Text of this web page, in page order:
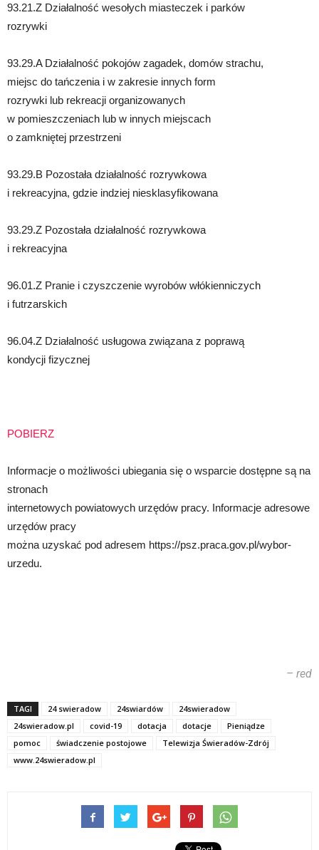
93.21.Z Działalność wesołych miasteczek i parków
rozrywki
93.29.A Działalność pokojów zagadek, domów strachu,
miejsc do tańczenia i w zakresie innych form
rozrywki lub rekreacji organizowanych
w pomieszczeniach lub w innych miejscach
o zamkniętej przestrzeni
93.29.B Pozostała działalność rozrywkowa
i rekreacyjna, gdzie indziej niesklasyfikowana
93.29.Z Pozostała działalność rozrywkowa
i rekreacyjna
96.01.Z Pranie i czyszczenie wyrobów włókienniczych
i futrzarskich
96.04.Z Działalność usługowa związana z poprawą
kondycji fizycznej
POBIERZ
Informacje o możliwości ubiegania się o wsparcie dostępne są na
stronach
internetowych powiatowych urzędów pracy. Informacje adresowe
urzędów pracy
można uzyskać pod adresem https://psz.praca.gov.pl/wybor-
urzedu.
– red
TAGI 24 swieradow 24swiardów
24swieradow
24swieradow.pl
covid-19 dotacja dotacje
Pieniądze
pomoc
świadczenie postojowe
Telewizja Świeradów-Zdrój
www.24swieradow.pl